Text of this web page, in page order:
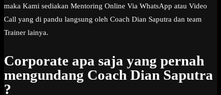
maka Kami sediakan Mentoring Online Via WhatsApp atau Video
Call yang di pandu langsung oleh Coach Dian Saputra dan team
Trainer lainya.
Corporate apa saja yang pernah
mengundang Coach Dian Saputra
?